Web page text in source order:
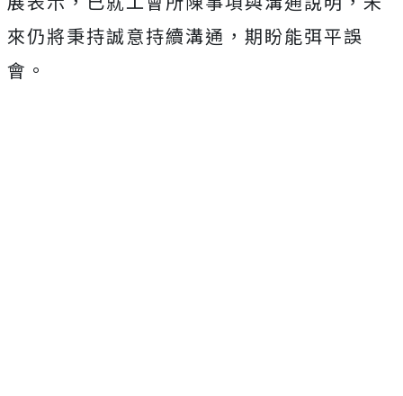
來仍將秉持誠意持續溝通，期盼能弭平誤
會。